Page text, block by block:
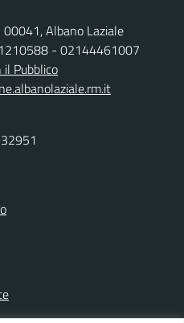
Albano Laziale
- 02144461007
il Pubblico